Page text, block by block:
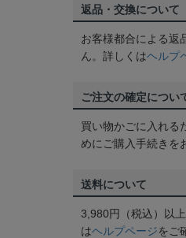
返品・交換について
お客様都合による返
ん。詳しくはヘルプ
ご注文の確定につい
買い物かごに入れる
めにご購入手続きを
送料について
3,980円（税込）以
はヘルプページをご